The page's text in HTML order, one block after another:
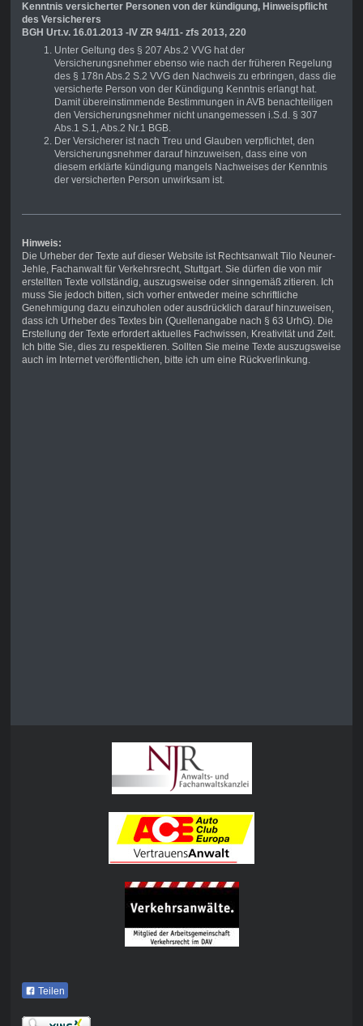
Kenntnis versicherter Personen von der kündigung, Hinweispflicht
des Versicherers
BGH Urt.v. 16.01.2013 -IV ZR 94/11- zfs 2013, 220
Unter Geltung des § 207 Abs.2 VVG hat der
Versicherungsnehmer ebenso wie nach der früheren Regelung
des § 178n Abs.2 S.2 VVG den Nachweis zu erbringen, dass die
versicherte Person von der Kündigung Kenntnis erlangt hat.
Damit übereinstimmende Bestimmungen in AVB benachteiligen
den Versicherungsnehmer nicht unangemessen i.S.d. § 307
Abs.1 S.1, Abs.2 Nr.1 BGB.
Der Versicherer ist nach Treu und Glauben verpflichtet, den
Versicherungsnehmer darauf hinzuweisen, dass eine von
diesem erklärte kündigung mangels Nachweises der Kenntnis
der versicherten Person unwirksam ist.
Hinweis:
Die Urheber der Texte auf dieser Website ist Rechtsanwalt Tilo Neuner-
Jehle, Fachanwalt für Verkehrsrecht, Stuttgart. Sie dürfen die von mir
erstellten Texte vollständig, auszugsweise oder sinngemäß zitieren. Ich
muss Sie jedoch bitten, sich vorher entweder meine schriftliche
Genehmigung dazu einzuholen oder ausdrücklich darauf hinzuweisen,
dass ich Urheber des Textes bin (Quellenangabe nach § 63 UrhG). Die
Erstellung der Texte erfordert aktuelles Fachwissen, Kreativität und Zeit.
Ich bitte Sie, dies zu respektieren. Sollten Sie meine Texte auszugsweise
auch im Internet veröffentlichen, bitte ich um eine Rückverlinkung.
Teilen